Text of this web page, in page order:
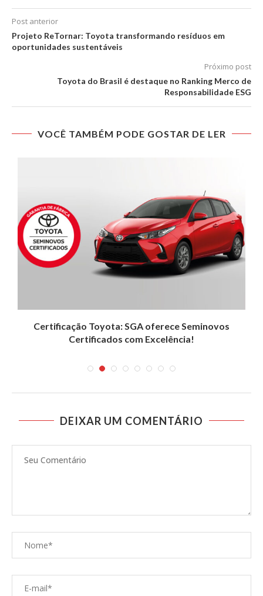
Post anterior
Projeto ReTornar: Toyota transformando resíduos em
oportunidades sustentáveis
Próximo post
Toyota do Brasil é destaque no Ranking Merco de
Responsabilidade ESG
VOCÊ TAMBÉM PODE GOSTAR DE LER
Certificação Toyota: SGA oferece Seminovos
Certificados com Excelência!
DEIXAR UM COMENTÁRIO